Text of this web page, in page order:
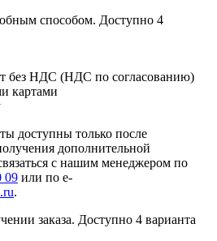
способом. Доступно 4
без НДС (НДС по согласованию)
картами
доступны только после
дополнительной
с нашим менеджером по
09 или по e-
.
заказа. Доступно 4 варианта